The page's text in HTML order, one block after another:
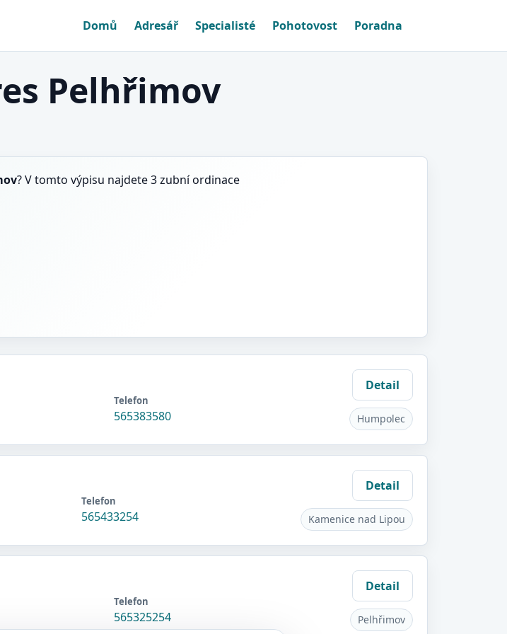
Domů Adresář Specialisté Pohotovost Poradna
Pelhřimov
? V tomto výpisu najdete 3 zubní ordinace
Telefon
565383580
Detail
Humpolec
Telefon
565433254
Detail
Kamenice nad Lipou
Telefon
565325254
Detail
Pelhřimov